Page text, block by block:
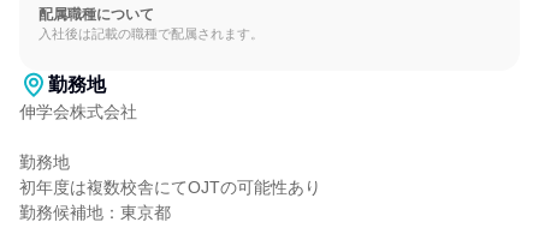
配属職種について
入社後は記載の職種で配属されます。
勤務地
伸学会株式会社
勤務地
初年度は複数校舎にてOJTの可能性あり
勤務候補地：東京都